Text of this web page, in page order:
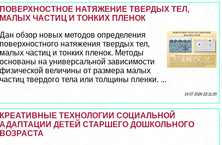
ПОВЕРХНОСТНОЕ НАТЯЖЕНИЕ ТВЕРДЫХ ТЕЛ,
МАЛЫХ ЧАСТИЦ И ТОНКИХ ПЛЕНОК
Дан обзор новых методов определения
поверхностного натяжения твердых тел,
малых частиц и тонких пленок. Методы
основаны на универсальной зависимости
физической величины от размера малых
частиц твердого тела или толщины пленки. ...
14 07 2026 22:11:29
КРЕАТИВНЫЕ ТЕХНОЛОГИИ СОЦИАЛЬНОЙ
АДАПТАЦИИ ДЕТЕЙ СТАРШЕГО ДОШКОЛЬНОГО
ВОЗРАСТА